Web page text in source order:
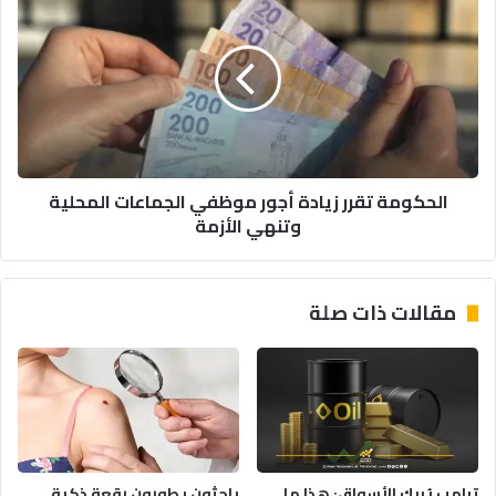
زيادة
موظفي
الجماعات
المحلية
وتنهي
الأزمة
الحكومة تقرر زيادة أجور موظفي الجماعات المحلية
وتنهي الأزمة
مقالات ذات صلة